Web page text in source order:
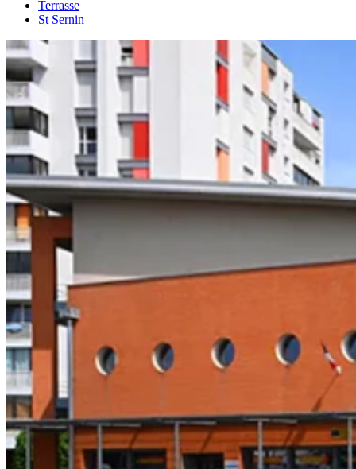
Terrasse
St Sernin